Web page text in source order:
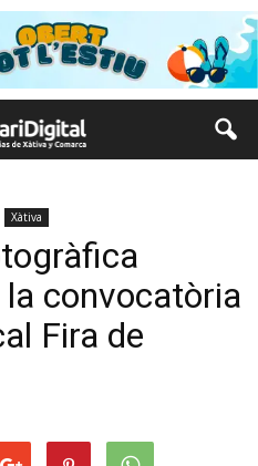
Xàtiva
convocatòria
Fira de